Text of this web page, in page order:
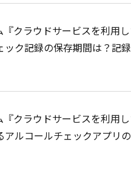
『クラウドサービスを利用
ク記録の保存期間は？記
『クラウドサービスを利用
ルコールチェックアプリ